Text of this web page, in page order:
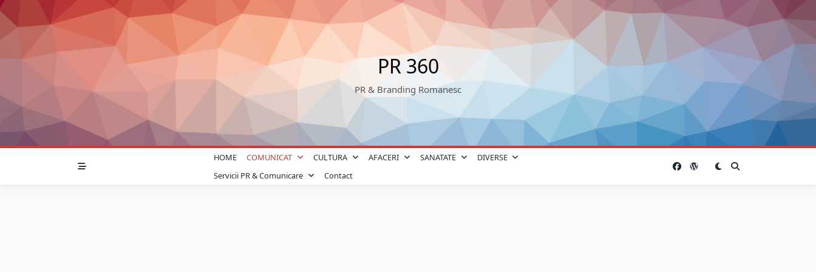
Skip
to
content
PR 360
PR & Branding Romanesc
HOME COMUNICAT CULTURA AFACERI SANATATE
DIVERSE
Servicii PR & Comunicare
Contact